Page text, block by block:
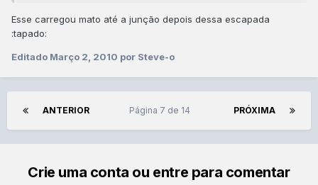
Esse carregou mato até a junção depois dessa escapada
:tapado:
Editado Março 2, 2010 por Steve-o
ANTERIOR PRÓXIMA
Página 7 de 14
Crie uma conta ou entre para comentar